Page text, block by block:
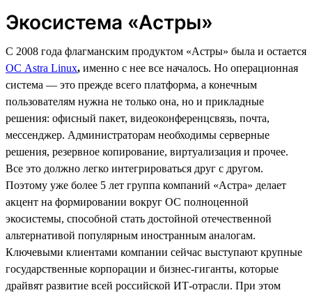
Экосистема «Астры»
С 2008 года флагманским продуктом «Астры» была и остается
ОС Astra Linux, именно с нее все началось. Но операционная
система — это прежде всего платформа, а конечным
пользователям нужна не только она, но и прикладные
решения: офисный пакет, видеоконференцсвязь, почта,
мессенджер. Администраторам необходимы серверные
решения, резервное копирование, виртуализация и прочее.
Все это должно легко интегрироваться друг с другом.
Поэтому уже более 5 лет группа компаний «Астра» делает
акцент на формировании вокруг ОС полноценной
экосистемы, способной стать достойной отечественной
альтернативой популярным иностранным аналогам.
Ключевыми клиентами компании сейчас выступают крупные
государственные корпорации и бизнес-гиганты, которые
драйвят развитие всей российской ИТ-отрасли. При этом